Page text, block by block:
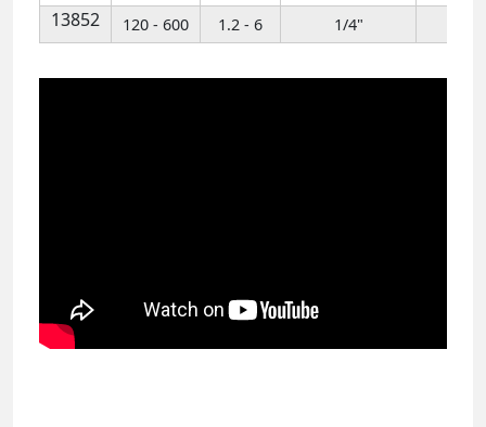
13852 120 - 600 1.2 - 6 1/4"